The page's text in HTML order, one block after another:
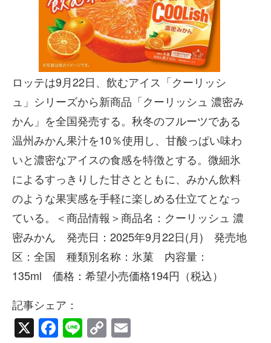
ロッテは9月22日、飲むアイス「クーリッシ
ュ」シリーズから新商品「クーリッシュ 濃密み
かん」を全国発売する。秋冬のフルーツである
温州みかん果汁を10％使用し、甘酸っぱい味わ
いと濃密なアイスの食感を特徴とする。微細氷
によるすっきりした甘さとともに、みかん飲料
のような果実感を手軽に楽しめる仕立てとなっ
ている。＜商品情報＞商品名：クーリッシュ 濃
密みかん 発売日：2025年9月22日(月) 発売地
区：全国 種類別名称：氷菓 内容量：
135ml 価格：希望小売価格194円（税込）
記事シェア：
X Facebook
LineCopy